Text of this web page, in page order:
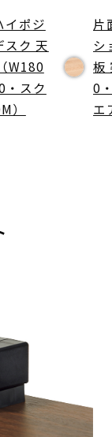
イポジ
スク 天
W180
・スク
）
片
シ
板
0
エ